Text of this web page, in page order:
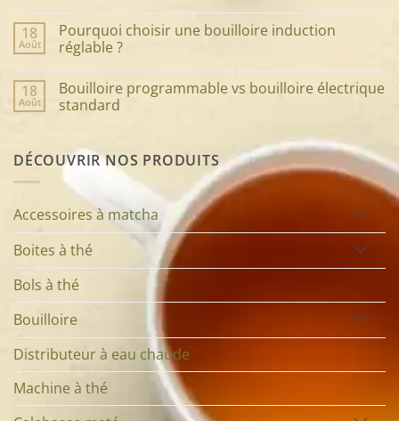
le
service
à
élégance,
style
votre
théière
sur
Tout
savoir
cuillère
à
thé
cœur
de
votre
infusion
18
Août
Pourquoi choisir une bouilloire induction
réglable ?
sur
Pourquoi
choisir
réglable
?
18
Août
Bouilloire programmable vs bouilloire électrique
standard
Bouilloire
programmable
vs
bouilloire
standard
DÉCOUVRIR NOS PRODUITS
Accessoires à matcha
Boites à thé
Bols à thé
Bouilloire
Distributeur à eau chaude
Machine à thé